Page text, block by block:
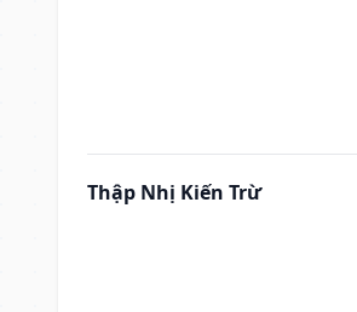
Thập Nhị Kiến Trừ